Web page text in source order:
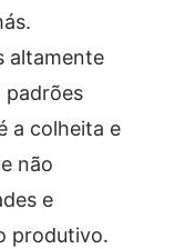
altamente
padrões
a colheita e
não
e
produtivo.